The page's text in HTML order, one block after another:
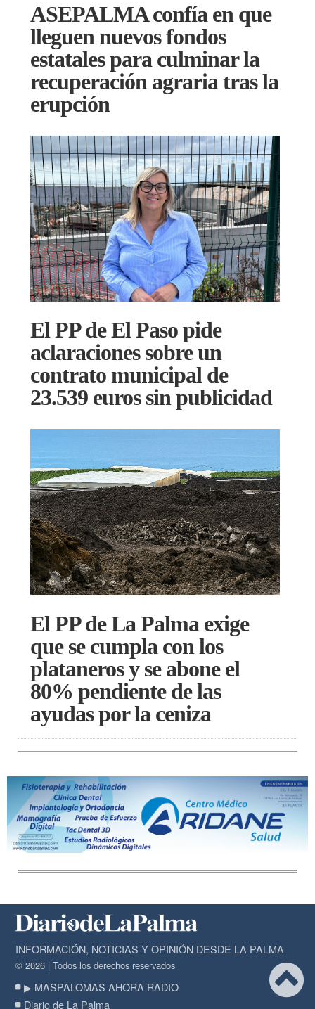
ASEPALMA confía en que
lleguen nuevos fondos
estatales para culminar la
recuperación agraria tras la
erupción
El PP de El Paso pide
aclaraciones sobre un
contrato municipal de
23.539 euros sin publicidad
El PP de La Palma exige
que se cumpla con los
plataneros y se abone el
80% pendiente de las
ayudas por la ceniza
INFORMACIÓN, NOTICIAS Y OPINIÓN DESDE LA PALMA
© 2026 | Todos los derechos reservados
▶ MASPALOMAS AHORA RADIO
Diario de La Palma